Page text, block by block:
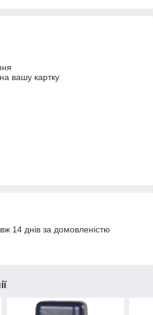
вашу картку
14 днів за домовленістю